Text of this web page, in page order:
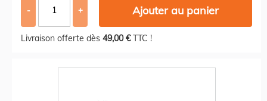
- + Ajouter au panier
Livraison offerte dès 49,00 €TTC !